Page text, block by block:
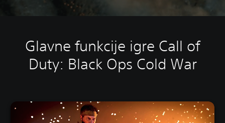
Glavne funkcije igre Call of
Duty: Black Ops Cold War